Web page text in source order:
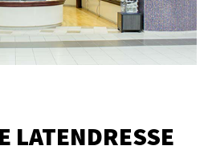
LATENDRESSE